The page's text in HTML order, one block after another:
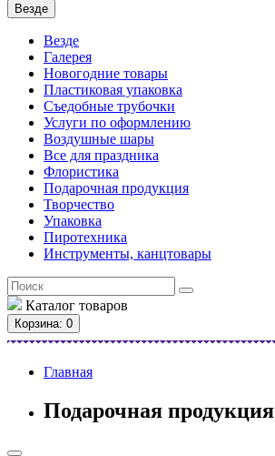
Везде
Везде
Галерея
Новогодние товары
Пластиковая упаковка
Съедобные трубочки
Услуги по оформлению
Воздушные шары
Все для праздника
Флористика
Подарочная продукция
Творчество
Упаковка
Пиротехника
Инструменты, канцтовары
Каталог товаров
Корзина: 0
Главная
Подарочная продукция